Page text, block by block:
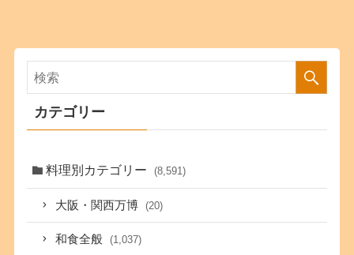
カテゴリー
料理別カテゴリー (8,591)
大阪・関西万博 (20)
和食全般 (1,037)